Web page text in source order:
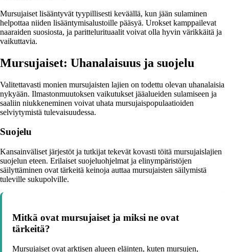
Mursujaiset lisääntyvät tyypillisesti keväällä, kun jään sulaminen
helpottaa niiden lisääntymisalustoille pääsyä. Urokset kamppailevat
naaraiden suosiosta, ja parittelurituaalit voivat olla hyvin värikkäitä ja
vaikuttavia.
Mursujaiset: Uhanalaisuus ja suojelu
Valitettavasti monien mursujaisten lajien on todettu olevan uhanalaisia
nykyään. Ilmastonmuutoksen vaikutukset jääalueiden sulamiseen ja
saaliin niukkeneminen voivat uhata mursujaispopulaatioiden
selviytymistä tulevaisuudessa.
Suojelu
Kansainväliset järjestöt ja tutkijat tekevät kovasti töitä mursujaislajien
suojelun eteen. Erilaiset suojeluohjelmat ja elinympäristöjen
säilyttäminen ovat tärkeitä keinoja auttaa mursujaisten säilymistä
tuleville sukupolville.
Mitkä ovat mursujaiset ja miksi ne ovat
tärkeitä?
Mursujaiset ovat arktisen alueen eläinten, kuten mursujen,